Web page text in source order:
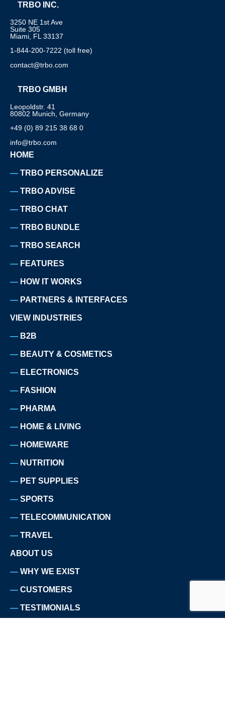
TRBO INC.
3250 NE 1st Ave
Suite 305
Miami, FL 33137
1-844-200-7222 (toll free)
contact@trbo.com
TRBO GMBH
Leopoldstr. 41
80802 Munich, Germany
+49 (0) 89 215 38 68 0
info@trbo.com
HOME
TRBO PERSONALIZE
TRBO ADVISE
TRBO CHAT
TRBO BUNDLE
TRBO SEARCH
FEATURES
HOW IT WORKS
PARTNERS & INTERFACES
VIEW INDUSTRIES
B2B
BEAUTY & COSMETICS
ELECTRONICS
FASHION
PHARMA
HOME & LIVING
HOMEWARE
NUTRITION
PET SUPPLIES
SPORTS
TELECOMMUNICATION
TRAVEL
ABOUT US
WHY WE EXIST
CUSTOMERS
TESTIMONIALS